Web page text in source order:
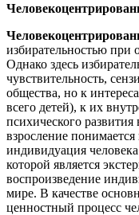
избирательностью
Однако здесь
чувствительность,
общества, но к
всего детей), к их
психического
взросление
индивидуация
которой является
воспроизведение
мире. В качестве
ценностный процесс